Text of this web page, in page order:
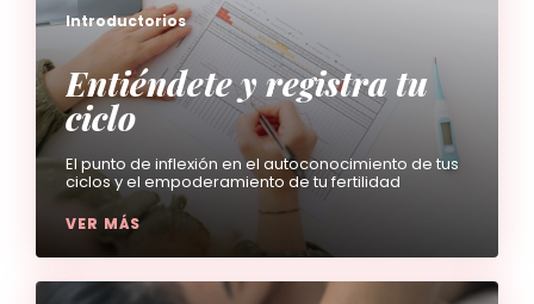
Introductorios
Entiéndete y registra tu
ciclo
El punto de inflexión en el autoconocimiento de tus
ciclos y el empoderamiento de tu fertilidad
VER MÁS